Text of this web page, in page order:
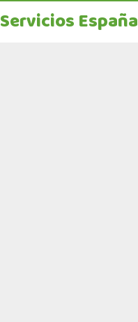
Servicios España